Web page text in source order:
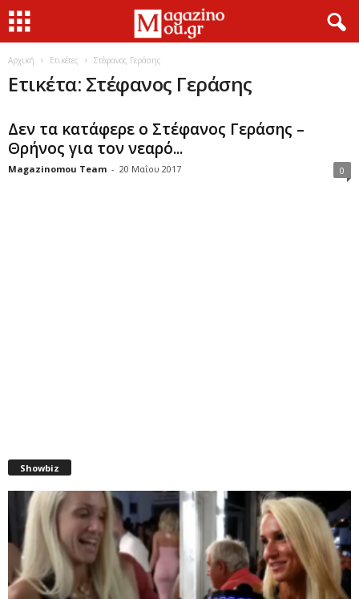
Αρχική Ετικέτες Στέφανος Γεράσης
Ετικέτα: Στέφανος Γεράσης
Δεν τα κατάφερε ο Στέφανος Γεράσης –
Θρήνος για τον νεαρό...
Magazinomou Team - 20 Μαΐου 2017 0
Showbiz